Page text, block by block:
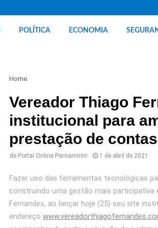
POLÍTICA ECONOMIA
Home
Vereador Thiago
institucional para
prestação de contas
de Portal Online Parnamirim 1 de abril de 2021
Fazer uso das ferramentas tecnológicas
construindo uma gestão mais
Fernandes, ao lançar hoje (25) seu site
endereço